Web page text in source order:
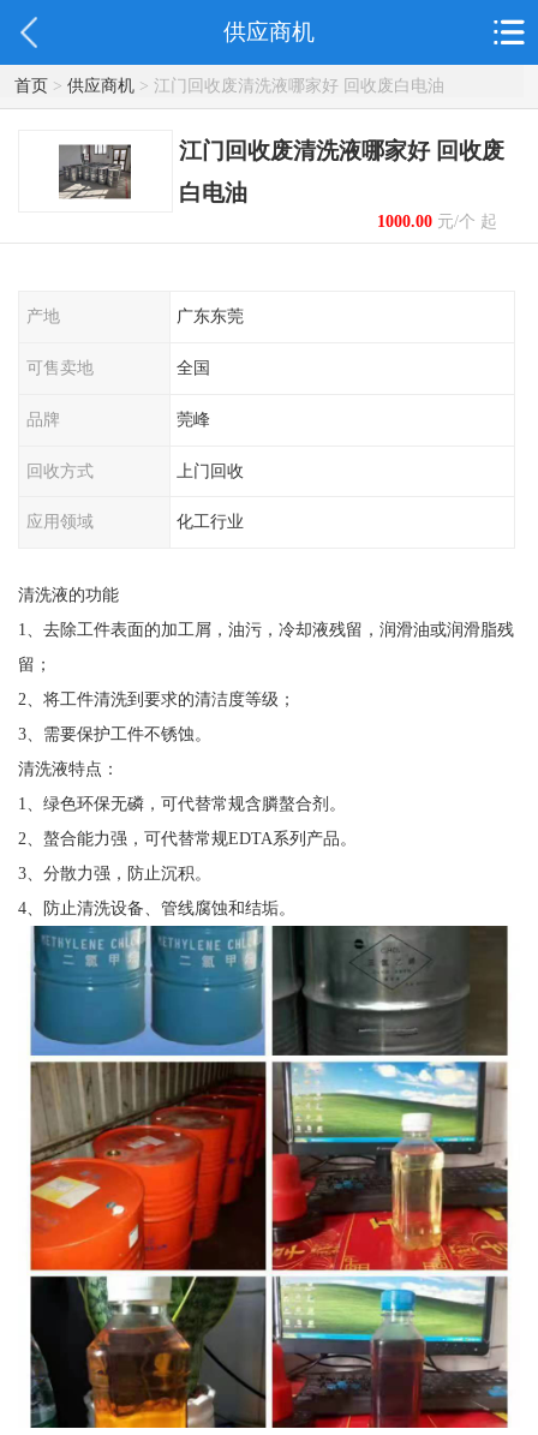
供应商机
首页> 供应商机> 江门回收废清洗液哪家好 回收废白电油
江门回收废清洗液哪家好 回收废
白电油
1000.00元/个 起
产地 广东东莞
可售卖地 全国
品牌 莞峰
回收方式 上门回收
应用领域 化工行业
清洗液的功能
1、去除工件表面的加工屑，油污，冷却液残留，润滑油或润滑脂残
留；
2、将工件清洗到要求的清洁度等级；
3、需要保护工件不锈蚀。
清洗液特点：
1、绿色环保无磷，可代替常规含膦螯合剂。
2、螯合能力强，可代替常规EDTA系列产品。
3、分散力强，防止沉积。
4、防止清洗设备、管线腐蚀和结垢。